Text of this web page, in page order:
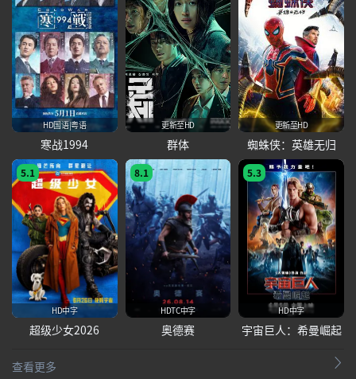
HD国语|粤语
寒战1994
更新至HD
群体
更新至HD
蜘蛛侠：英雄无归
5.1
HD中字
超级少女2026
8.1
HDTC中字
奥德赛
5.3
HD中字
宇宙巨人：希曼崛起
查看更多